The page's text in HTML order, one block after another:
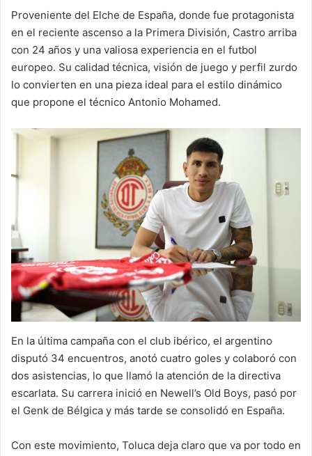
Proveniente del Elche de España, donde fue protagonista
en el reciente ascenso a la Primera División, Castro arriba
con 24 años y una valiosa experiencia en el futbol
europeo. Su calidad técnica, visión de juego y perfil zurdo
lo convierten en una pieza ideal para el estilo dinámico
que propone el técnico Antonio Mohamed.
En la última campaña con el club ibérico, el argentino
disputó 34 encuentros, anotó cuatro goles y colaboró con
dos asistencias, lo que llamó la atención de la directiva
escarlata. Su carrera inició en Newell’s Old Boys, pasó por
el Genk de Bélgica y más tarde se consolidó en España.
Con este movimiento, Toluca deja claro que va por todo en